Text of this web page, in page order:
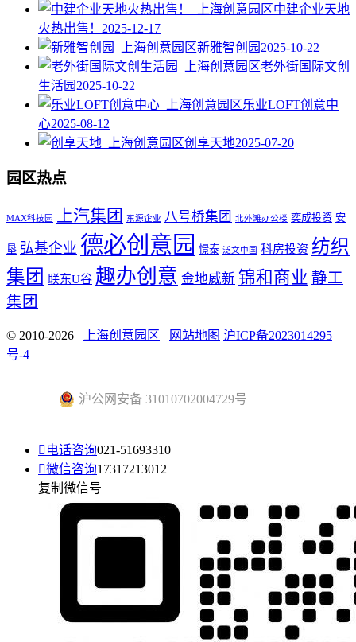
中建企业天地
火热出售！ 2025-12-17
新雅智创园 2025-10-22
老外街国际文创
生活园 2025-10-22
乐业LOFT创意中
心2025-08-12
创享天地2025-07-20
园区热点
MAX科技园 上汽集团 东源企业 八号桥集团 北外滩办公楼 奕成投资 安
垦 弘基企业 德必创意园 憬泰 泛文中国 科房投资 纺织
集团 联东U谷 趣办创意 金地威新 锦和商业 静工
集团
© 2010-2026 上海创意园区 网站地图 沪ICP备2023014295
号-4
沪公网安备 31010702004729号
 电话咨询021-51693310
微信咨询17317213012
复制微信号